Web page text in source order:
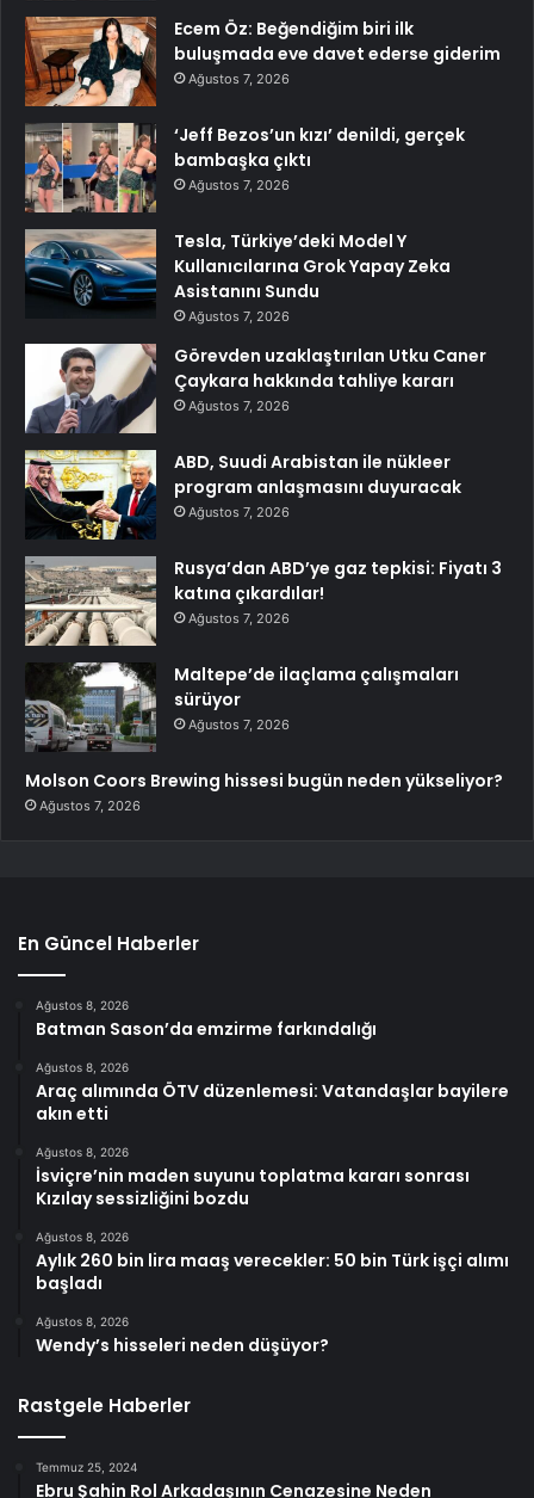
Ecem Öz: Beğendiğim biri ilk
buluşmada eve davet ederse giderim
Ağustos 7, 2026
‘Jeff Bezos’un kızı’ denildi, gerçek
bambaşka çıktı
Ağustos 7, 2026
Tesla, Türkiye’deki Model Y
Kullanıcılarına Grok Yapay Zeka
Asistanını Sundu
Ağustos 7, 2026
Görevden uzaklaştırılan Utku Caner
Çaykara hakkında tahliye kararı
Ağustos 7, 2026
ABD, Suudi Arabistan ile nükleer
program anlaşmasını duyuracak
Ağustos 7, 2026
Rusya’dan ABD’ye gaz tepkisi: Fiyatı 3
katına çıkardılar!
Ağustos 7, 2026
Maltepe’de ilaçlama çalışmaları
sürüyor
Ağustos 7, 2026
Molson Coors Brewing hissesi bugün neden yükseliyor?
Ağustos 7, 2026
En Güncel Haberler
Ağustos 8, 2026
Batman Sason’da emzirme farkındalığı
Ağustos 8, 2026
Araç alımında ÖTV düzenlemesi: Vatandaşlar bayilere
akın etti
Ağustos 8, 2026
İsviçre’nin maden suyunu toplatma kararı sonrası
Kızılay sessizliğini bozdu
Ağustos 8, 2026
Aylık 260 bin lira maaş verecekler: 50 bin Türk işçi alımı
başladı
Ağustos 8, 2026
Wendy’s hisseleri neden düşüyor?
Rastgele Haberler
Temmuz 25, 2024
Ebru Şahin Rol Arkadaşının Cenazesine Neden